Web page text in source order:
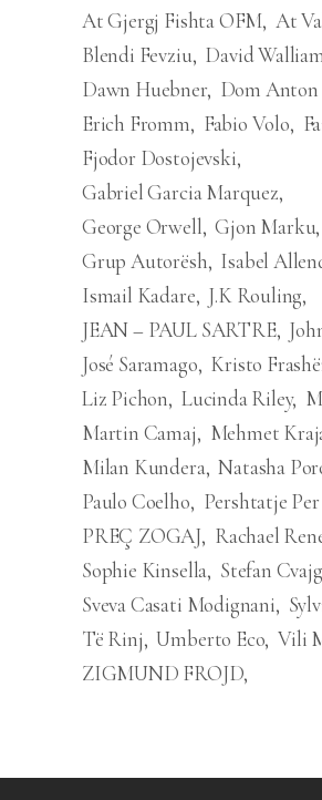
At Gjergj Fishta OFM At
Blendi Fevziu David
Dawn Huebner Dom Anton
Erich Fromm
Fabio Volo
Fjodor Dostojevski
Gabriel Garcia Marquez
George Orwell Gjon Marku
Grup Autorësh Isabel
Ismail Kadare J.K Rouling
JEAN – PAUL SARTRE
José Saramago Kristo
Liz Pichon Lucinda Riley
Martin Camaj
Mehmet
Milan Kundera Natasha
Paulo Coelho
Pershtatje
PREÇ ZOGAJ
Rachael
Sophie Kinsella Stefan Cvajg
Sveva Casati Modignani
Të Rinj Umberto Eco Vili
ZIGMUND FROJD